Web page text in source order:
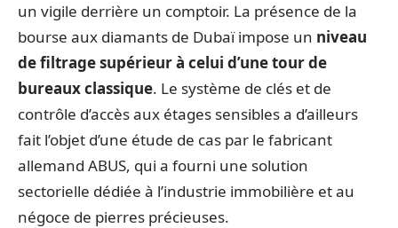
un vigile derrière un comptoir. La présence de la
bourse aux diamants de Dubaï impose un niveau
de filtrage supérieur à celui d’une tour de
bureaux classique. Le système de clés et de
contrôle d’accès aux étages sensibles a d’ailleurs
fait l’objet d’une étude de cas par le fabricant
allemand ABUS, qui a fourni une solution
sectorielle dédiée à l’industrie immobilière et au
négoce de pierres précieuses.